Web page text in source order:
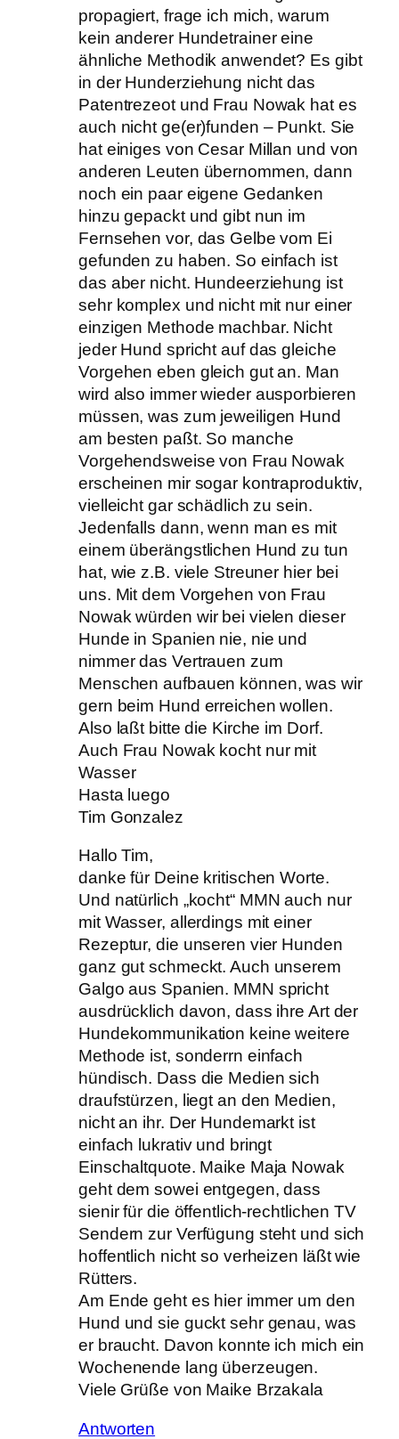
propagiert, frage ich mich, warum
kein anderer Hundetrainer eine
ähnliche Methodik anwendet? Es gibt
in der Hunderziehung nicht das
Patentrezeot und Frau Nowak hat es
auch nicht ge(er)funden – Punkt. Sie
hat einiges von Cesar Millan und von
anderen Leuten übernommen, dann
noch ein paar eigene Gedanken
hinzu gepackt und gibt nun im
Fernsehen vor, das Gelbe vom Ei
gefunden zu haben. So einfach ist
das aber nicht. Hundeerziehung ist
sehr komplex und nicht mit nur einer
einzigen Methode machbar. Nicht
jeder Hund spricht auf das gleiche
Vorgehen eben gleich gut an. Man
wird also immer wieder ausporbieren
müssen, was zum jeweiligen Hund
am besten paßt. So manche
Vorgehendsweise von Frau Nowak
erscheinen mir sogar kontraproduktiv,
vielleicht gar schädlich zu sein.
Jedenfalls dann, wenn man es mit
einem überängstlichen Hund zu tun
hat, wie z.B. viele Streuner hier bei
uns. Mit dem Vorgehen von Frau
Nowak würden wir bei vielen dieser
Hunde in Spanien nie, nie und
nimmer das Vertrauen zum
Menschen aufbauen können, was wir
gern beim Hund erreichen wollen.
Also laßt bitte die Kirche im Dorf.
Auch Frau Nowak kocht nur mit
Wasser
Hasta luego
Tim Gonzalez
Hallo Tim,
danke für Deine kritischen Worte.
Und natürlich „kocht“ MMN auch nur
mit Wasser, allerdings mit einer
Rezeptur, die unseren vier Hunden
ganz gut schmeckt. Auch unserem
Galgo aus Spanien. MMN spricht
ausdrücklich davon, dass ihre Art der
Hundekommunikation keine weitere
Methode ist, sonderrn einfach
hündisch. Dass die Medien sich
draufstürzen, liegt an den Medien,
nicht an ihr. Der Hundemarkt ist
einfach lukrativ und bringt
Einschaltquote. Maike Maja Nowak
geht dem sowei entgegen, dass
sienir für die öffentlich-rechtlichen TV
Sendern zur Verfügung steht und sich
hoffentlich nicht so verheizen läßt wie
Rütters.
Am Ende geht es hier immer um den
Hund und sie guckt sehr genau, was
er braucht. Davon konnte ich mich ein
Wochenende lang überzeugen.
Viele Grüße von Maike Brzakala
Antworten